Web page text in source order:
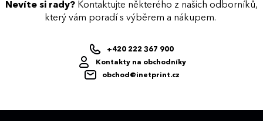
Nevíte si rady? Kontaktujte některého z našich odborníků,
který vám poradí s výběrem a nákupem.
+420 222 367 900
Kontakty na obchodníky
obchod@inetprint.cz